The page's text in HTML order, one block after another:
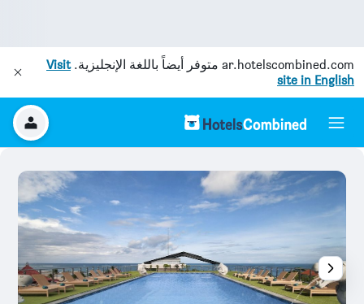
ar.hotelscombined.com متوفر أيضاً باللغة الإنجليزية.Visit
site in English